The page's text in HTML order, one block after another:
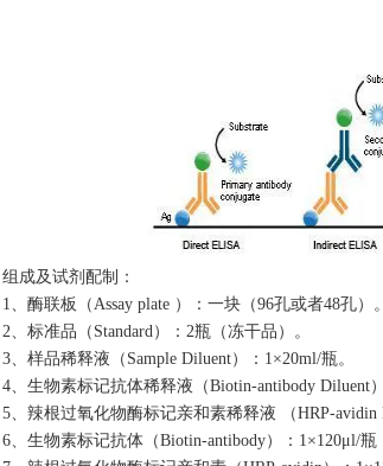
组成及试剂配制：
1、酶联板（Assay plate ）：一块（96孔或者48孔）。
2、标准品（Standard）：2瓶（冻干品）。
3、样品稀释液（Sample Diluent）：1×20ml/瓶。
4、生物素标记抗体稀释液（Biotin-antibody Diluent
5、辣根过氧化物酶标记亲和素稀释液 （HRP-avidin
6、生物素标记抗体（Biotin-antibody）：1×120μl/瓶